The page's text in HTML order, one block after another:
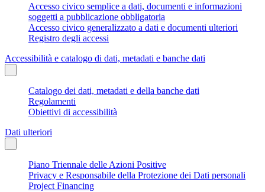
Accesso civico semplice a dati, documenti e informazioni
soggetti a pubblicazione obbligatoria
Accesso civico generalizzato a dati e documenti ulteriori
Registro degli accessi
Accessibilità e catalogo di dati, metadati e banche dati
Catalogo dei dati, metadati e della banche dati
Regolamenti
Obiettivi di accessibilità
Dati ulteriori
Piano Triennale delle Azioni Positive
Privacy e Responsabile della Protezione dei Dati personali
Project Financing